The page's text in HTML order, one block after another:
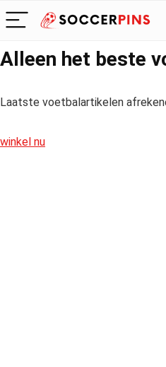
Alleen het beste
Laatste voetbalartikelen
winkel nu